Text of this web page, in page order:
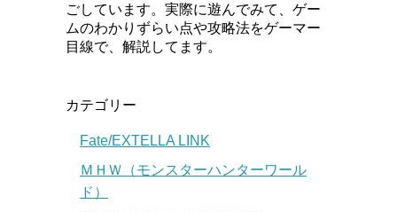
ごしています。実際に遊んでみて、ゲー
ムのわかりずらい点や攻略法をゲーマー
目線で、解説してます。
カテゴリー
Fate/EXTELLA LINK
ＭＨＷ（モンスターハンターワール
ド）